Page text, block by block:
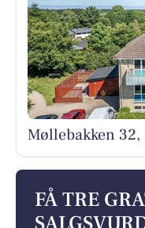
Møllebakken
FÅ TRE